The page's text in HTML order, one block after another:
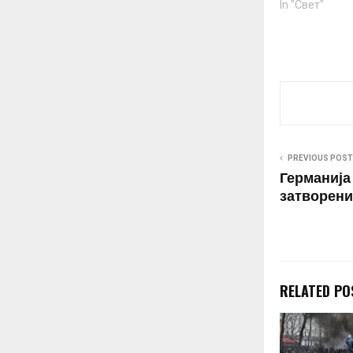
In "Свет"
PREVIOUS POST
RELATED